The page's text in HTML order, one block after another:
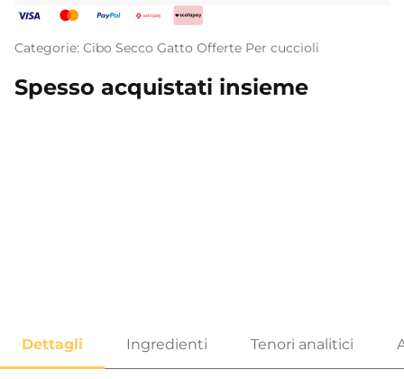
Categorie: Cibo Secco Gatto Offerte Per cuccioli
Spesso acquistati insieme